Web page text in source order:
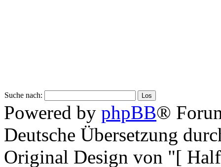
Suche nach:
Powered by phpBB®
Deutsche Übersetzung
Original Design von "[